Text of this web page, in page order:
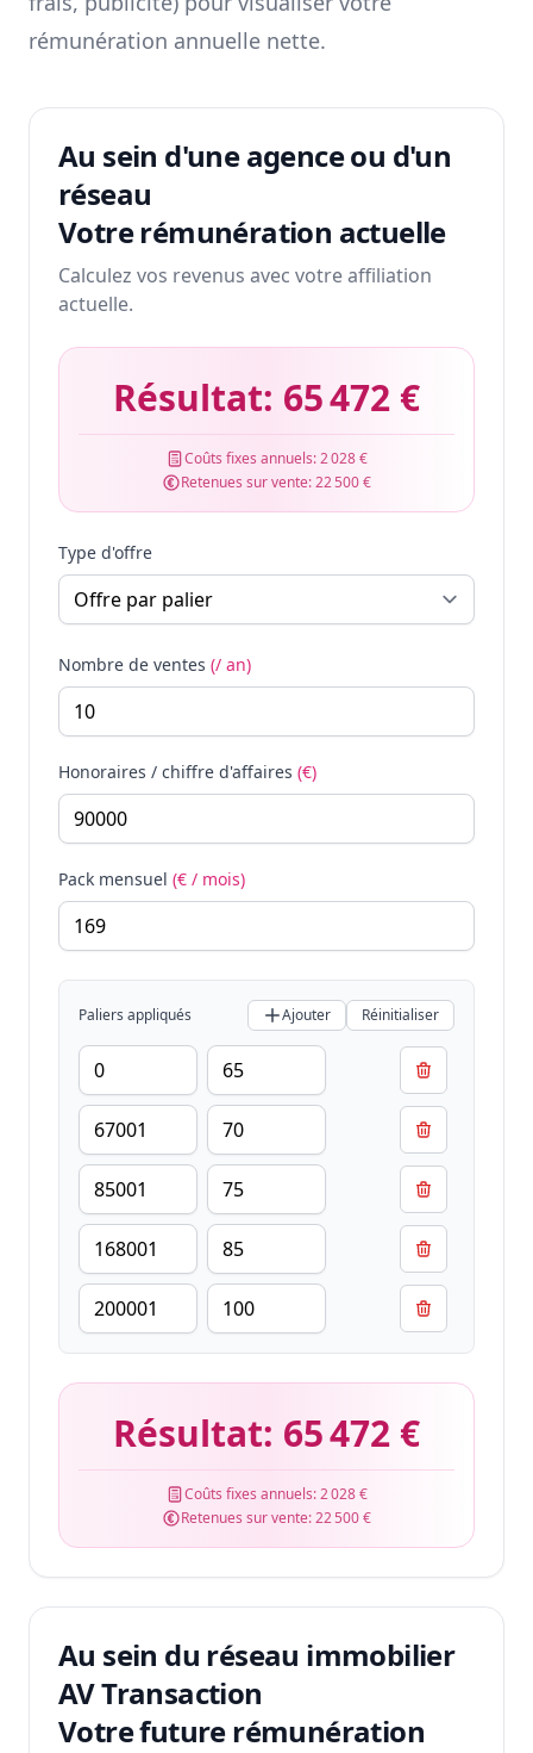
rémunération annuelle nette.
Au sein d'une agence ou d'un
réseau
Votre rémunération actuelle
Calculez vos revenus avec votre affiliation
actuelle.
Résultat: 65 472 €
Coûts fixes annuels:2 028 €
Retenues sur vente:22 500 €
Type d'offre
Nombre de ventes (/ an)
Honoraires / chiffre d'affaires (€)
Pack mensuel (€ / mois)
Paliers appliqués Ajouter Réinitialiser
Résultat: 65 472 €
Coûts fixes annuels:2 028 €
Retenues sur vente:22 500 €
Au sein du réseau immobilier
AV Transaction
Votre future rémunération